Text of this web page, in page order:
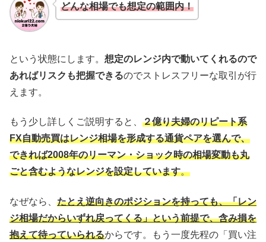
どんな相場でも想定の範囲内！
という状態にします。 想定のレンジ内で動いてくれるので
あればリスクも把握できるのでストレスフリーな取引が行
えます。
もう少し詳しくご説明すると、 ２億り夫婦のリピート系
FX自動売買はレンジ相場を形成する通貨ペアを選んで、
できれば2008年のリーマン・ショック時の相場変動も丸
ごと含むようなレンジを設定しています。
なぜなら、 たとえ逆向きのポジションを持っても、「レン
ジ相場だからいずれ戻ってくる」という前提で、含み損を
抱えて待っていられるからです。もう一度先程の「買い注